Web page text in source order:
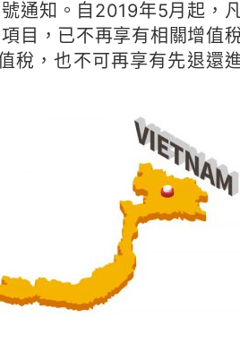
通知。自2019年5月起，
目，已不再享有相關增值
稅，也不可再享有先退還